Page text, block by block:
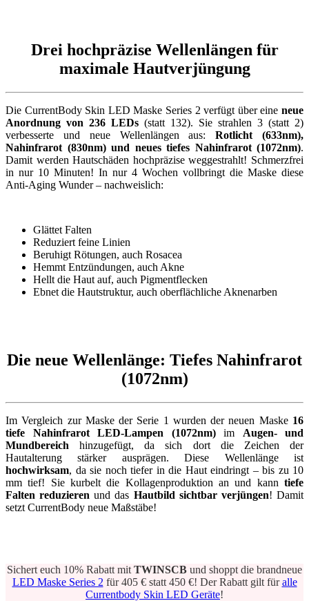
Drei hochpräzise Wellenlängen für
maximale Hautverjüngung
Die CurrentBody Skin LED Maske Series 2 verfügt über eine neue
Anordnung von 236 LEDs (statt 132). Sie strahlen 3 (statt 2)
verbesserte und neue Wellenlängen aus:Rotlicht (633nm),
Nahinfrarot (830nm) und neues tiefes Nahinfrarot (1072nm).
Damit werden Hautschäden hochpräzise weggestrahlt! Schmerzfrei
in nur 10 Minuten! In nur 4 Wochen vollbringt die Maske diese
Anti-Aging Wunder – nachweislich:
Glättet Falten
Reduziert feine Linien
Beruhigt Rötungen, auch Rosacea
Hemmt Entzündungen, auch Akne
Hellt die Haut auf, auch Pigmentflecken
Ebnet die Hautstruktur, auch oberflächliche Aknenarben
Die neue Wellenlänge: Tiefes Nahinfrarot
(1072nm)
Im Vergleich zur Maske der Serie 1 wurden der neuen Maske 16
tiefe Nahinfrarot LED-Lampen (1072nm)im Augen- und
Mundbereich hinzugefügt, da sich dort die Zeichen der
Hautalterung stärker ausprägen. Diese Wellenlänge ist
hochwirksam, da sie noch tiefer in die Haut eindringt – bis zu 10
mm tief! Sie kurbelt die Kollagenproduktion an und kann tiefe
Falten reduzieren und das Hautbild sichtbar verjüngen! Damit
setzt CurrentBody neue Maßstäbe!
Sichert euch 10% Rabatt mit TWINSCB und shoppt die brandneue
LED Maske Series 2 für 405 € statt 450 €! Der Rabatt gilt füralle
Currentbody Skin LED Geräte!